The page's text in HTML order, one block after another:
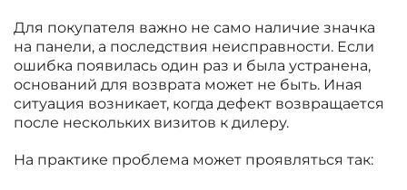
Для покупателя важно не само наличие значка
на панели, а последствия неисправности. Если
ошибка появилась один раз и была устранена,
оснований для возврата может не быть. Иная
ситуация возникает, когда дефект возвращается
после нескольких визитов к дилеру.
На практике проблема может проявляться так: